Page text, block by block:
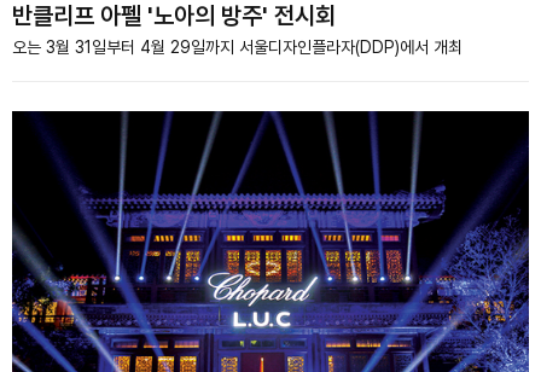
반클리프 아펠 '노아의 방주' 전시회
오는 3월 31일부터 4월 29일까지 서울디자인플라자(DDP)에서 개최